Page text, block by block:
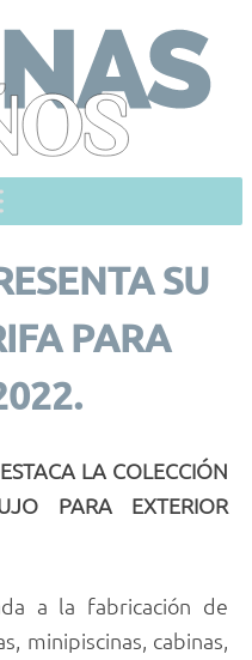
SU
PARA
LA COLECCIÓN
PARA EXTERIOR
a la fabricación de
minipiscinas, cabinas,